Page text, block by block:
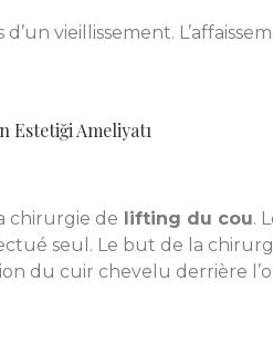
vieillissement.
chirurgie de lifting du cou.
seul. Le but de la
du cuir chevelu derrière